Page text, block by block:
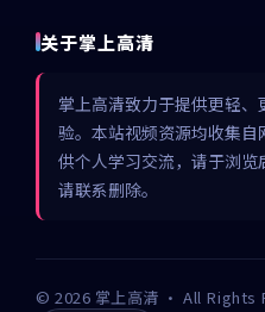
关于掌上高清
掌上高清致力于提供更轻
验。本站视频资源均收集
供个人学习交流，请于浏
请联系删除。
©2026 掌上高清 · All Rights